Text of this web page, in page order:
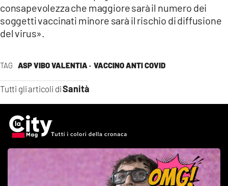
TAG ASP VIBO VALENTIA · VACCINO ANTI COVID
Tutti gli articoli diSanità
consapevolezza che maggiore sarà il numero dei
soggetti vaccinati minore sarà il rischio di diffusione
del virus».